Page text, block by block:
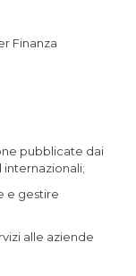
Finanza
pubblicate dai
internazionali;
e gestire
alle aziende